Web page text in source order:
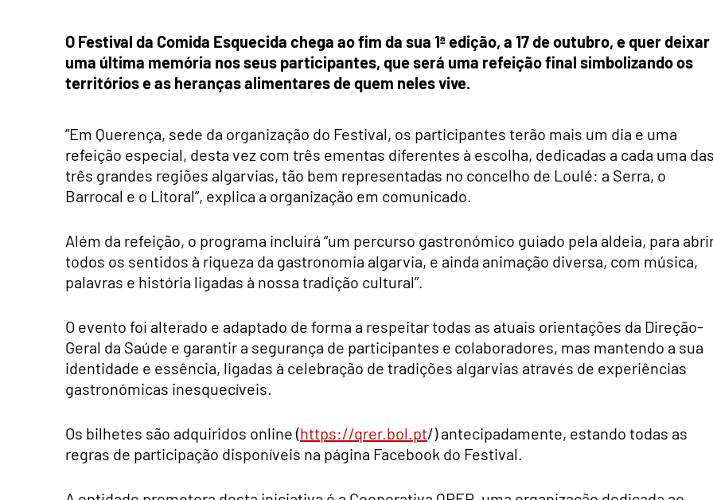
O Festival da Comida Esquecida chega ao fim da sua 1ª edição, a 17 de outubro, e quer deixar
uma última memória nos seus participantes, que será uma refeição final simbolizando os
territórios e as heranças alimentares de quem neles vive.
“Em Querença, sede da organização do Festival, os participantes terão mais um dia e uma
refeição especial, desta vez com três ementas diferentes à escolha, dedicadas a cada uma
três grandes regiões algarvias, tão bem representadas no concelho de Loulé: a Serra, o
Barrocal e o Litoral”, explica a organização em comunicado.
Além da refeição, o programa incluirá “um percurso gastronómico guiado pela aldeia, para
todos os sentidos à riqueza da gastronomia algarvia, e ainda animação diversa, com música,
palavras e história ligadas à nossa tradição cultural”.
O evento foi alterado e adaptado de forma a respeitar todas as atuais orientações da Direção-
Geral da Saúde e garantir a segurança de participantes e colaboradores, mas mantendo a sua
identidade e essência, ligadas à celebração de tradições algarvias através de experiências
gastronómicas inesquecíveis.
Os bilhetes são adquiridos online (https://qrer.bol.pt/) antecipadamente, estando todas as
regras de participação disponíveis na página Facebook do Festival.